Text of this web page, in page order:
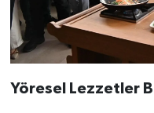
Yöresel Lezzetler